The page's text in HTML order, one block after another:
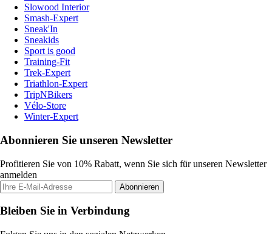
Slowood Interior
Smash-Expert
Sneak'In
Sneakids
Sport is good
Training-Fit
Trek-Expert
Triathlon-Expert
TripNBikers
Vélo-Store
Winter-Expert
Abonnieren Sie unseren Newsletter
Profitieren Sie von 10% Rabatt, wenn Sie sich für unseren Newsletter
anmelden
Abonnieren
Bleiben Sie in Verbindung